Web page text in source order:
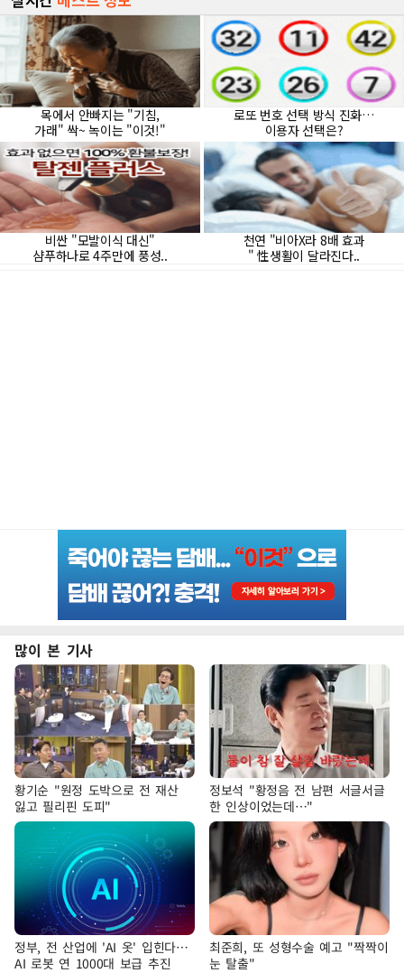
많이 본 기사
황기순 "원정 도박으로 전 재산
잃고 필리핀 도피"
정보석 "황정음 전 남편 서글서글
한 인상이었는데…"
정부, 전 산업에 'AI 옷' 입힌다…
AI 로봇 연 1000대 보급 추진
최준희, 또 성형수술 예고 "짝짝이
눈 탈출"